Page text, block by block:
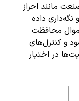
مانند احراز
نگه‌داری داده
اموال محافظت
و کنترل‌های
در اختیار